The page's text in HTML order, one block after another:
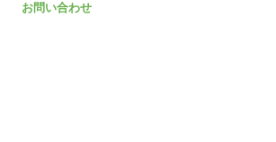
お問い合わせ